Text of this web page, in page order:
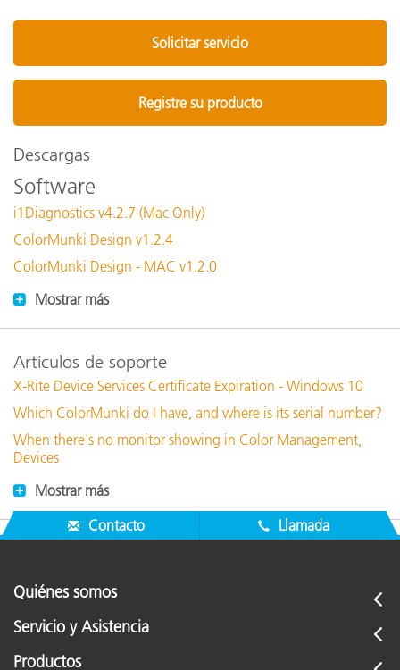
Solicitar servicio
Registre su producto
Descargas
Software
i1Diagnostics v4.2.7 (Mac Only)
ColorMunki Design v1.2.4
ColorMunki Design - MAC v1.2.0
Mostrar más
Artículos de soporte
X-Rite Device Services Certificate Expiration - Windows 10
Which ColorMunki do I have, and where is its serial number?
When there's no monitor showing in Color Management,
Devices
Mostrar más
Contacto
Llamada
Quiénes somos
Servicio y Asistencia
Productos